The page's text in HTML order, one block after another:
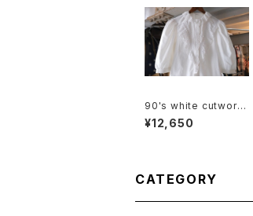
90's white cutwork
lace trimmed cotto
n Blouse
¥12,650
CATEGORY